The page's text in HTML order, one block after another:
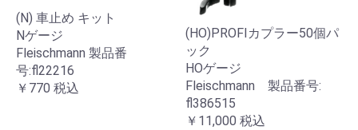
(N) 車止め キット
Nゲージ
Fleischmann 製品番
号:fl22216
￥770 税込
(HO)PROFIカプラー50個パ
ック
HOゲージ
Fleischmann 製品番号:
fl386515
￥11,000 税込